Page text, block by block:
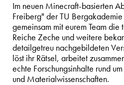
Im neuen Minecraft-basierten
Freiberg" der TU
gemeinsam mit eurem Team
Reiche Zeche und weitere
detailgetreu nachgebildeten
löst ihr Rätsel, arbeitet
echte Forschungsinhalte rund
und Materialwissenschaften.